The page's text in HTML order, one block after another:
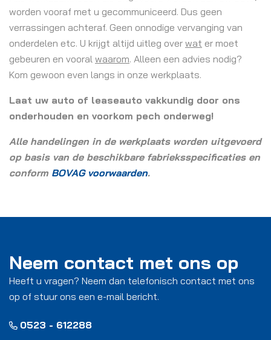
worden vooraf met u gecommuniceerd. Dus geen
verrassingen achteraf. Geen onnodige vervanging van
onderdelen etc. U krijgt altijd uitleg over wat er moet
gebeuren en vooral waarom. Alleen een advies nodig?
Kom gewoon even langs in onze werkplaats.
Laat uw auto of leaseauto vakkundig door ons
onderhouden en voorkom pech onderweg!
Alle handelingen in de werkplaats worden uitgevoerd
op basis van de beschikbare fabrieksspecificaties en
conform BOVAG voorwaarden.
Neem contact met ons op
Heeft u vragen? Neem dan telefonisch contact met ons
op of stuur ons een e-mail bericht.
0523 - 612288